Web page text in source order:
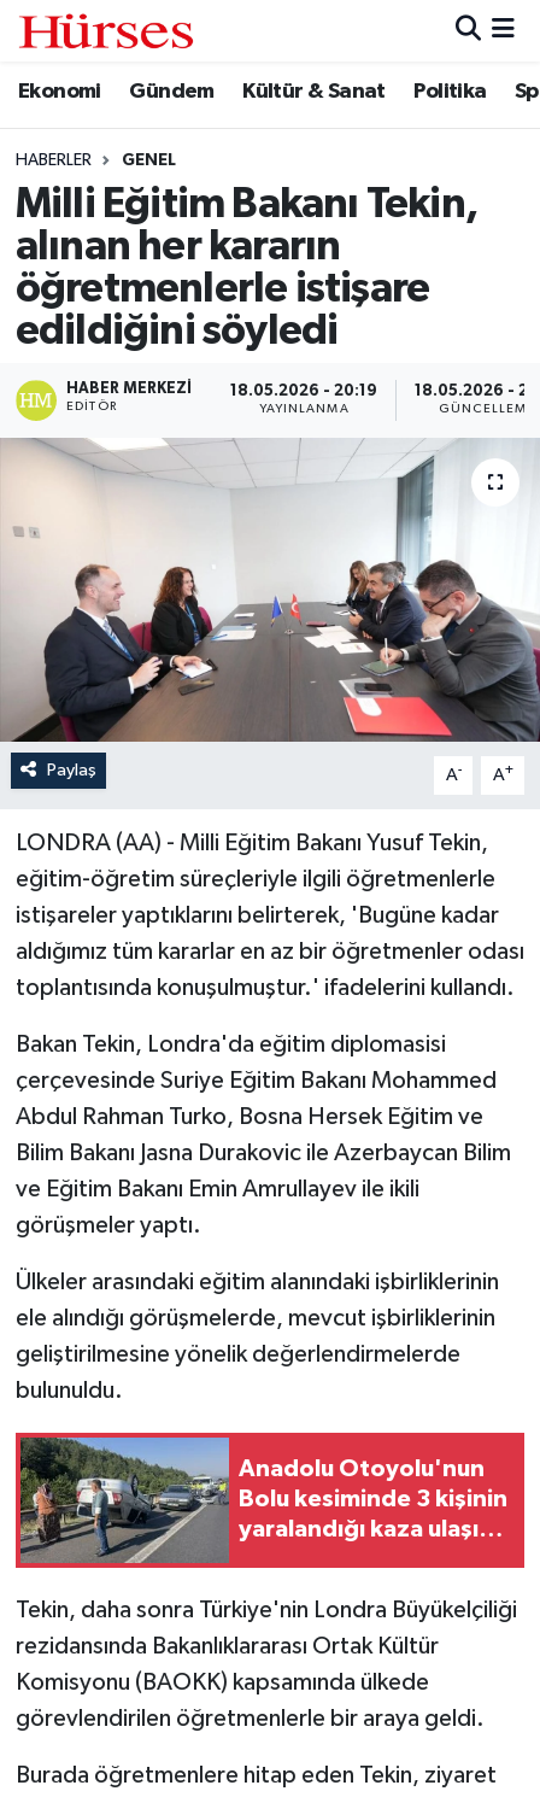
Ekonomi Gündem Kültür & Sanat Politika
HABERLER GENEL
Milli Eğitim Bakanı Tekin,
alınan her kararın
öğretmenlerle istişare
edildiğini söyledi
HABER MERKEZI
EDITÖR
18.05.2026 - 20:19
YAYINLANMA
18.05.2026 -
GÜNCELLEME
Paylaş A- A+
LONDRA (AA) - Milli Eğitim Bakanı Yusuf Tekin,
eğitim-öğretim süreçleriyle ilgili öğretmenlerle
istişareler yaptıklarını belirterek, 'Bugüne kadar
aldığımız tüm kararlar en az bir öğretmenler odası
toplantısında konuşulmuştur.' ifadelerini kullandı.
Bakan Tekin, Londra'da eğitim diplomasisi
çerçevesinde Suriye Eğitim Bakanı Mohammed
Abdul Rahman Turko, Bosna Hersek Eğitim ve
Bilim Bakanı Jasna Durakovic ile Azerbaycan Bilim
ve Eğitim Bakanı Emin Amrullayev ile ikili
görüşmeler yaptı.
Ülkeler arasındaki eğitim alanındaki işbirliklerinin
ele alındığı görüşmelerde, mevcut işbirliklerinin
geliştirilmesine yönelik değerlendirmelerde
bulunuldu.
Anadolu Otoyolu'nun
Bolu kesiminde 3 kişinin
yaralandığı kaza ulaşımı
Tekin, daha sonra Türkiye'nin Londra Büyükelçiliği
rezidansında Bakanlıklararası Ortak Kültür
Komisyonu (BAOKK) kapsamında ülkede
görevlendirilen öğretmenlerle bir araya geldi.
Burada öğretmenlere hitap eden Tekin, ziyaret
Ekonomi
Gündem
Kültür & Sanat
Politika
Spor
Turizm
Hava Durumu
Trafik Durumu
Süper Lig Puan Durumu ve Fikstür
Tüm Manşetler
Son Dakika Haberleri
Haber Arşivi